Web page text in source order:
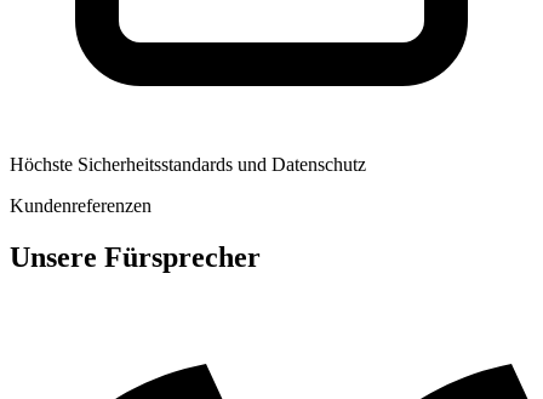
Höchste Sicherheitsstandards und Datenschutz
Kundenreferenzen
Unsere Fürsprecher